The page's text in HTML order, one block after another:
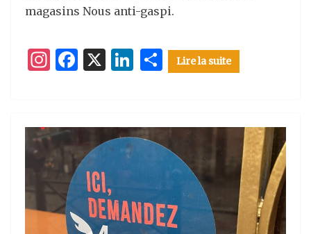
magasins Nous anti-gaspi.
I
a
g
ra
m
F
e
b
o
o
k
X
Li
e
dI
P
ar
g
er
Lire la suite